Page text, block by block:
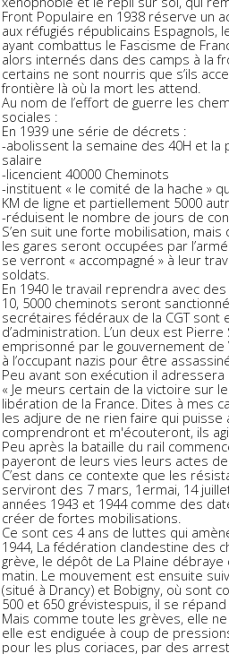
Front Populaire en 1938 réserve un
aux réfugiés républicains
ayant combattus le Fascisme de
alors internés dans des camps à la
certains ne sont nourris que s’ils
frontière là où la mort les attend.
Au nom de l’effort de guerre les
sociales :
En 1939 une série de décrets :
-abolissent la semaine des 40H et la
salaire
-licencient 40000 Cheminots
-instituent « le comité de la hache »
KM de ligne et partiellement 5000
-réduisent le nombre de jours de
S’en suit une forte mobilisation,
les gares seront occupées par
se verront « accompagné » à leur
soldats.
En 1940 le travail reprendra avec
10, 5000 cheminots seront
secrétaires fédéraux de la CGT sont
d’administration. L’un deux est
emprisonné par le gouvernement de
à l’occupant nazis pour être
Peu avant son exécution il
« Je meurs certain de la victoire sur
libération de la France. Dites à mes
les adjure de ne rien faire qui puisse
comprendront et m'écouteront, ils
Peu après la bataille du rail
payeront de leurs vies leurs actes
C’est dans ce contexte que les
serviront des 7 mars, 1ermai, 14
années 1943 et 1944 comme des
créer de fortes mobilisations.
Ce sont ces 4 ans de luttes qui
1944, La fédération clandestine des
grève, le dépôt de La Plaine
matin. Le mouvement est ensuite
(situé à Drancy) et Bobigny, où sont
500 et 650 grévistespuis, il se répand
Mais comme toute les grèves, elle
elle est endiguée à coup de
pour les plus coriaces, par des